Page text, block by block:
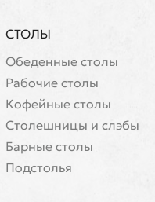
СТОЛЫ
Обеденные столы
Рабочие столы
Кофейные столы
Cтолешницы и слэбы
Барные столы
Подстолья